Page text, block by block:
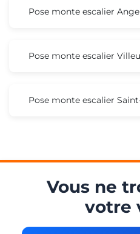
Pose monte escalier
Pose monte escalier
Pose monte escalier
Vous ne
votre